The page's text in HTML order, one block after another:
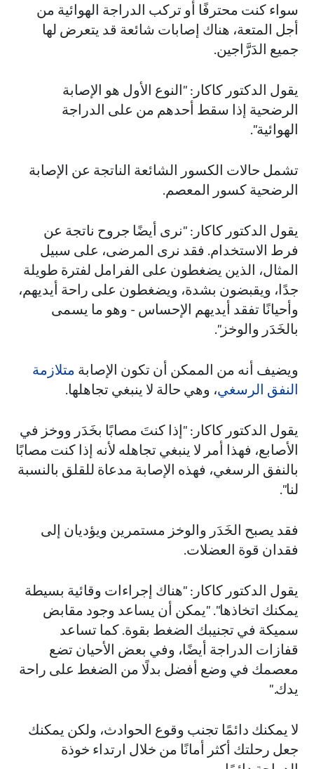
سواء كنت محترفًا أو تركب الدراجة الهوائية من
أجل المتعة، هناك إصابات شائعة قد يتعرض لها
جميع الدَرَّاجين.
يقول الدكتور كاكار: "النوع الأول هو الإصابة
الرضحية إذا سقط أحدهم من على الدراجة
الهوائية".
تشمل حالات الكسور الشائعة الناتجة عن الإصابة
الرضحية كسور المعصم.
يقول الدكتور كاكار: "نرى أيضًا جروح ناتجة عن
فرط الاستخدام. فقد نرى المرضى، على سبيل
المثال، الذين يضغطون على الفرامل لفترة طويلة
جدًا، ويقبضون بشدة، ويضغطون على راحة أيديهم،
وأحيانًا تفقد أيديهم الإحساس - وهو ما يسمى
بالخَدَر والوخز".
ويضيف أنه من الممكن أن تكون الإصابة متلازمة
النفق الرسغي، وهي حالة لا ينبغي تجاهلها.
يقول الدكتور كاكار: "إذا كنتَ مصابًا بخَدَر ووخز في
الأصابع، فهذا أمر لا ينبغي تجاهله لأنه إذا كنت مصابًا
بالنفق الرسغي، فهذه الإصابة مدعاة للقلق بالنسبة
لنا".
فقد يصبح الخَدَر والوخز مستمرين ويؤديان إلى
فقدان قوة العضلات.
يقول الدكتور كاكار: "هناك إجراءات وقائية بسيطة
يمكنك اتخاذها". "يمكن أن يساعد وجود مقابض
سميكة في تجنيبك الضغط بقوة. كما تساعد
قفازات الدراجة أيضًا، وفي بعض الأحيان تضع
معصمك في وضع أفضل بدلًا من الضغط على راحة
يدك."
لا يمكنك دائمًا تجنب وقوع الحوادث، ولكن يمكنك
جعل رحلتك أكثر أمانًا من خلال ارتداء خوذة